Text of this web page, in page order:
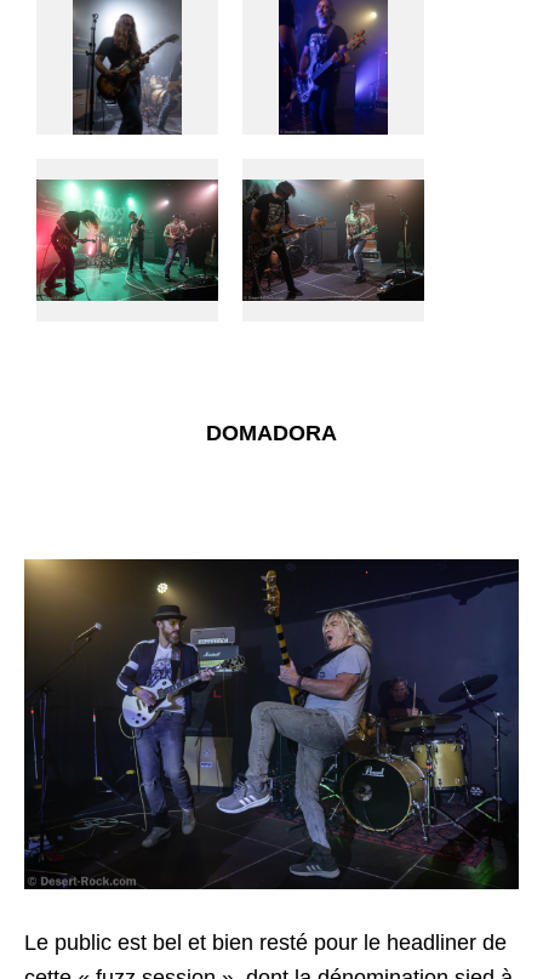
DOMADORA
Le public est bel et bien resté pour le headliner de